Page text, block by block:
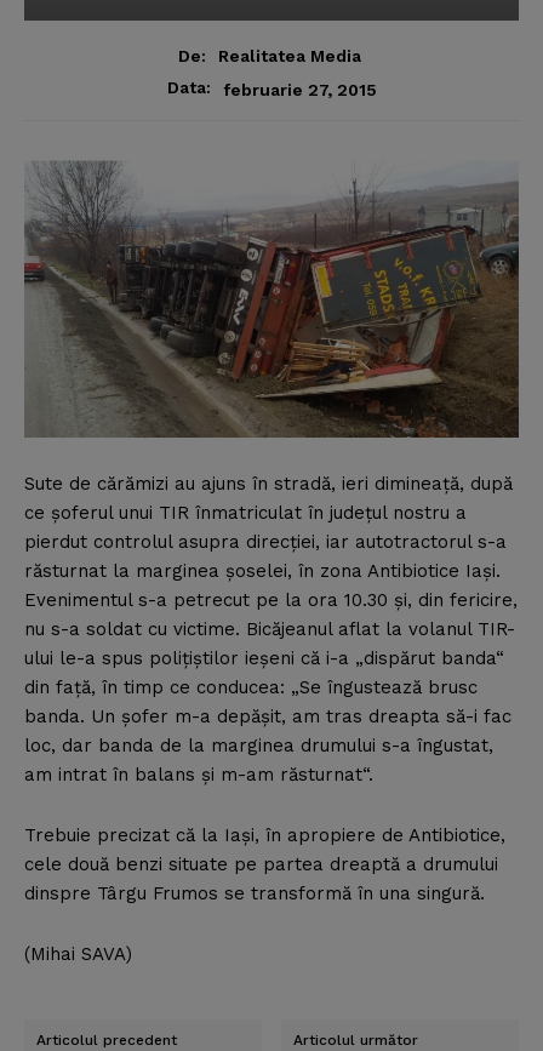
De:
Realitatea Media
Data:
februarie 27, 2015
Sute de cărămizi au ajuns în stradă, ieri dimineaţă, după
ce şoferul unui TIR înmatriculat în judeţul nostru a
pierdut controlul asupra direcţiei, iar autotractorul s-a
răsturnat la marginea şoselei, în zona Antibiotice Iaşi.
Evenimentul s-a petrecut pe la ora 10.30 şi, din fericire,
nu s-a soldat cu victime. Bicăjeanul aflat la volanul TIR-
ului le-a spus poliţiştilor ieşeni că i-a „dispărut banda“
din faţă, în timp ce conducea: „Se îngustează brusc
banda. Un şofer m-a depăşit, am tras dreapta să-i fac
loc, dar banda de la marginea drumului s-a îngustat,
am intrat în balans şi m-am răsturnat“.
Trebuie precizat că la Iaşi, în apropiere de Antibiotice,
cele două benzi situate pe partea dreaptă a drumului
dinspre Târgu Frumos se transformă în una singură.
(Mihai SAVA)
Articolul precedent Articolul următor